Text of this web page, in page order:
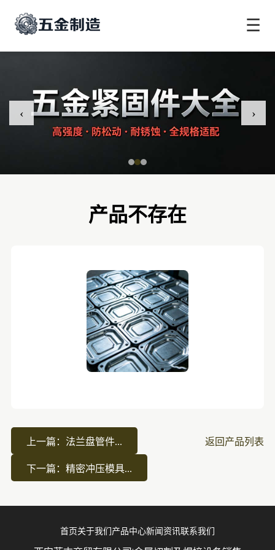
☰
‹ ›
产品不存在
上一篇：法兰盘管件... 返回产品列表
下一篇：精密冲压模具...
首页 关于我们 产品中心新闻资讯联系我们